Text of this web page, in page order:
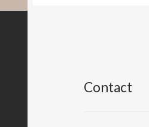
Contact